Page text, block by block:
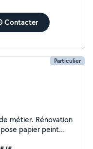
Contacter
Particulier
métier. Rénovation
papier peint